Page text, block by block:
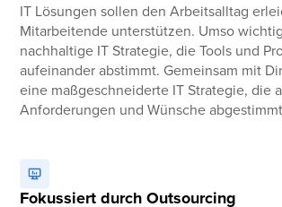
IT Lösungen sollen den Arbeitsalltag
Mitarbeitende unterstützen. Umso
nachhaltige IT Strategie, die Tools und
aufeinander abstimmt. Gemeinsam mit
eine maßgeschneiderte IT Strategie, die
Anforderungen und Wünsche
Fokussiert durch Outsourcing